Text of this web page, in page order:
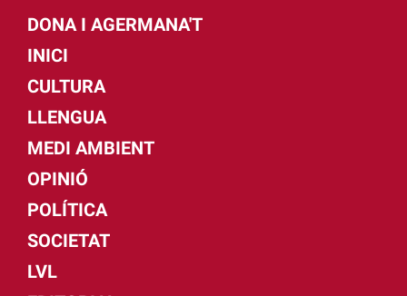
DONA I AGERMANA'T
INICI
CULTURA
LLENGUA
MEDI AMBIENT
OPINIÓ
POLÍTICA
SOCIETAT
LVL